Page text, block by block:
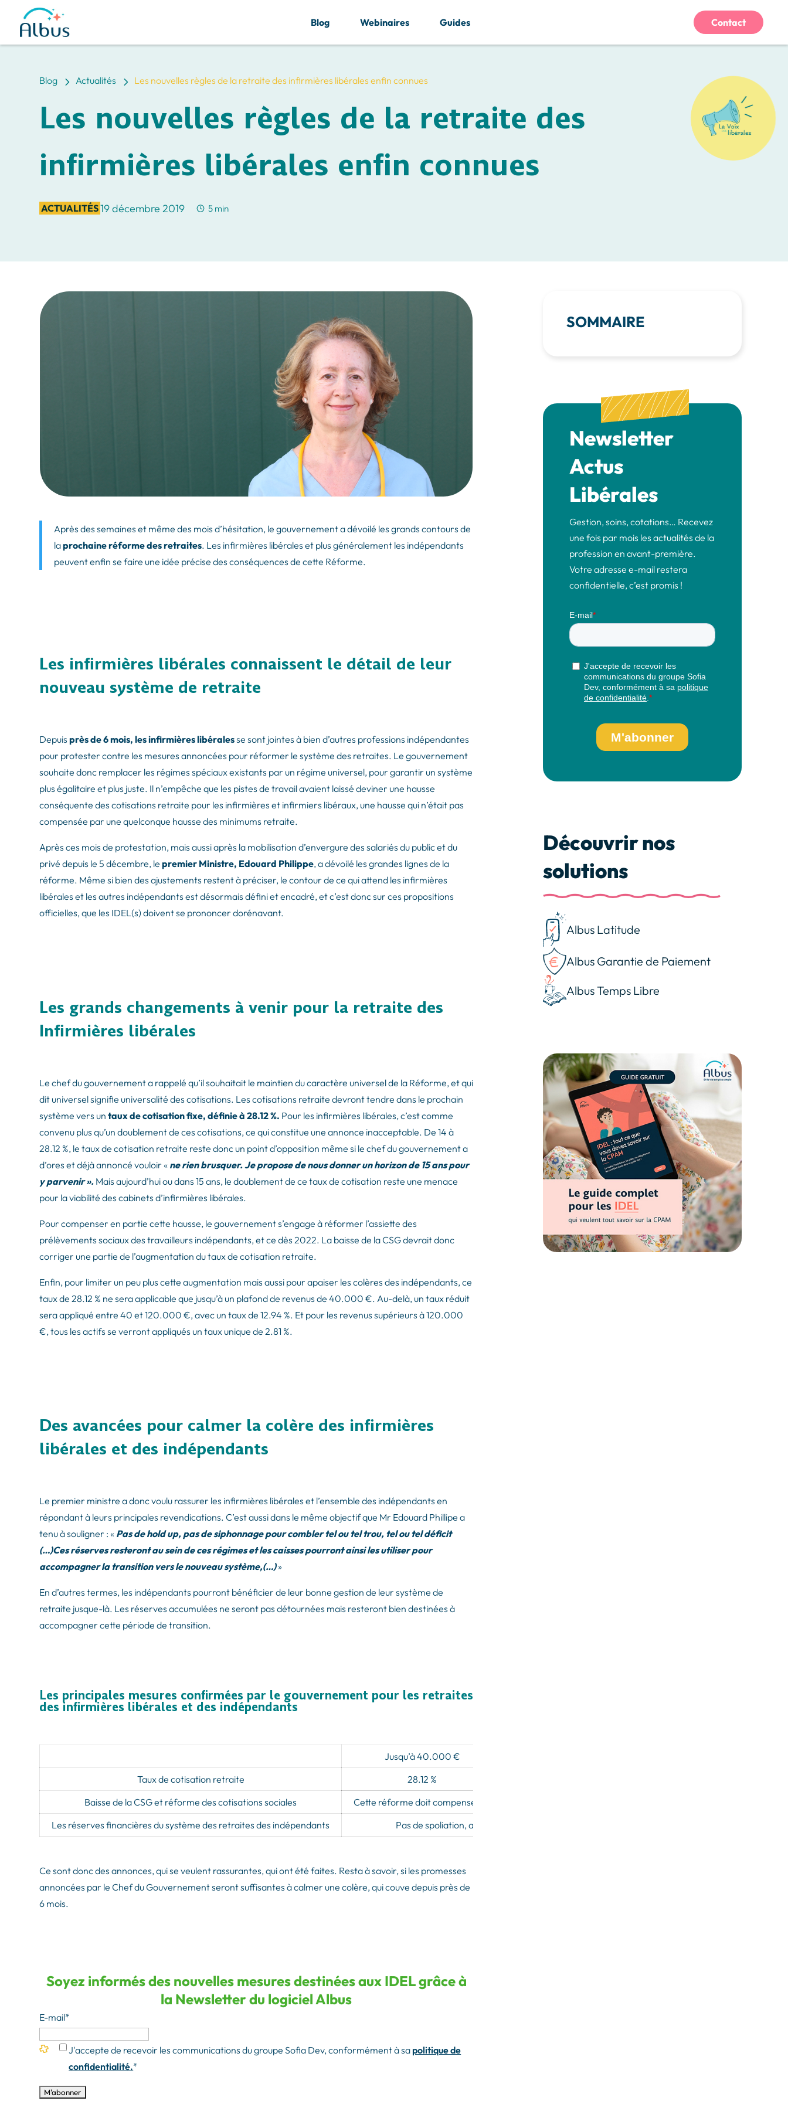
Blog 5 Actualités 5 Les nouvelles règles de la retraite des infirmières libérales enfin connues
Les nouvelles règles de la retraite des
infirmières libérales enfin connues
ACTUALITÉS19 décembre 2019 5 min
Après des semaines et même des mois d’hésitation, le gouvernement a dévoilé les grands contours de
laprochaine réforme des retraites. Les infirmières libérales et plus généralement les indépendants
peuvent enfin se faire une idée précise des conséquences de cette Réforme.
Les infirmières libérales connaissent le détail de leur
nouveau système de retraite
Depuisprès de 6 mois, les infirmières libéralesse sont jointes à bien d’autres professions indépendantes
pour protester contre les mesures annoncées pour réformer le système des retraites. Le gouvernement
souhaite donc remplacer les régimes spéciaux existants par un régime universel, pour garantir un système
plus égalitaire et plus juste. Il n’empêche que les pistes de travail avaient laissé deviner une hausse
conséquente des cotisations retraite pour les infirmières et infirmiers libéraux, une hausse qui n’était pas
compensée par une quelconque hausse des minimums retraite.
Après ces mois de protestation, mais aussi après la mobilisation d’envergure des salariés du public et du
privé depuis le 5 décembre, lepremier Ministre, Edouard Philippe, a dévoilé les grandes lignes de la
réforme. Même si bien des ajustements restent à préciser, le contour de ce qui attend les infirmières
libérales et les autres indépendants est désormais défini et encadré, et c’est donc sur ces propositions
officielles, que les IDEL(s) doivent se prononcer dorénavant.
Les grands changements à venir pour la retraite des
Infirmières libérales
Le chef du gouvernement a rappelé qu’il souhaitait le maintien du caractère universel de la Réforme, et qui
dit universel signifie universalité des cotisations. Les cotisations retraite devront tendre dans le prochain
système vers untaux de cotisation fixe, définie à 28.12 %. Pour les infirmières libérales, c’est comme
convenu plus qu’un doublement de ces cotisations, ce qui constitue une annonce inacceptable. De 14 à
28.12 %, le taux de cotisation retraite reste donc un point d’opposition même si le chef du gouvernement a
d’ores et déjà annoncé vouloir « ne rien brusquer. Je propose de nous donner un horizon de 15 ans pour
y parvenir ». Mais aujourd’hui ou dans 15 ans, le doublement de ce taux de cotisation reste une menace
pour la viabilité des cabinets d’infirmières libérales.
Pour compenser en partie cette hausse, le gouvernement s’engage à réformer l’assiette des
prélèvements sociaux des travailleurs indépendants, et ce dès 2022. La baisse de la CSG devrait donc
corriger une partie de l’augmentation du taux de cotisation retraite.
Enfin, pour limiter un peu plus cette augmentation mais aussi pour apaiser les colères des indépendants, ce
taux de 28.12 % ne sera applicable que jusqu’à un plafond de revenus de 40.000 €. Au-delà, un taux réduit
sera appliqué entre 40 et 120.000 €, avec un taux de 12.94 %. Et pour les revenus supérieurs à 120.000
€, tous les actifs se verront appliqués un taux unique de 2.81 %.
Des avancées pour calmer la colère des infirmières
libérales et des indépendants
Le premier ministre a donc voulu rassurer les infirmières libérales et l’ensemble des indépendants en
répondant à leurs principales revendications. C’est aussi dans le même objectif que Mr Edouard Phillipe a
tenu à souligner : « Pas de hold up, pas de siphonnage pour combler tel ou tel trou, tel ou tel déficit
(…)Ces réserves resteront au sein de ces régimes et les caisses pourront ainsi les utiliser pour
accompagner la transition vers le nouveau système,(…)»
En d’autres termes, les indépendants pourront bénéficier de leur bonne gestion de leur système de
retraite jusque-là. Les réserves accumulées ne seront pas détournées mais resteront bien destinées à
accompagner cette période de transition.
Les principales mesures confirmées par le gouvernement pour les retraites
des infirmières libérales et des indépendants
Jusqu’à 40.000 €
Taux de cotisation retraite
28.12 %
Baisse de la CSG et réforme des cotisations sociales
Cette réforme doit compenser en partie l’augmentation du taux de cotisation retraite et applicable dès
Les réserves financières du système des retraites des indépendants
Pas de spoliation, avec l’affirmation que les réserves ne seront pas utilisées à d’autres fins
Ce sont donc des annonces, qui se veulent rassurantes, qui ont été faites. Resta à savoir, si les promesses
annoncées par le Chef du Gouvernement seront suffisantes à calmer une colère, qui couve depuis près de
6 mois.
Soyez informés des nouvelles mesures destinées aux IDEL grâce à
la Newsletter du logiciel Albus
E-mail*
J'accepte de recevoir les communications du groupe Sofia Dev, conformément à sa politique de
confidentialité.*
SOMMAIRE
Newsletter
Actus
Libérales
Gestion, soins, cotations… Recevez
une fois par mois les actualités de la
profession en avant-première.
Votre adresse e-mail restera
confidentielle, c’est promis !
Découvrir nos
solutions
Albus Latitude
Albus Garantie de Paiement
Albus Temps Libre
Blog Webinaires Guides Contact